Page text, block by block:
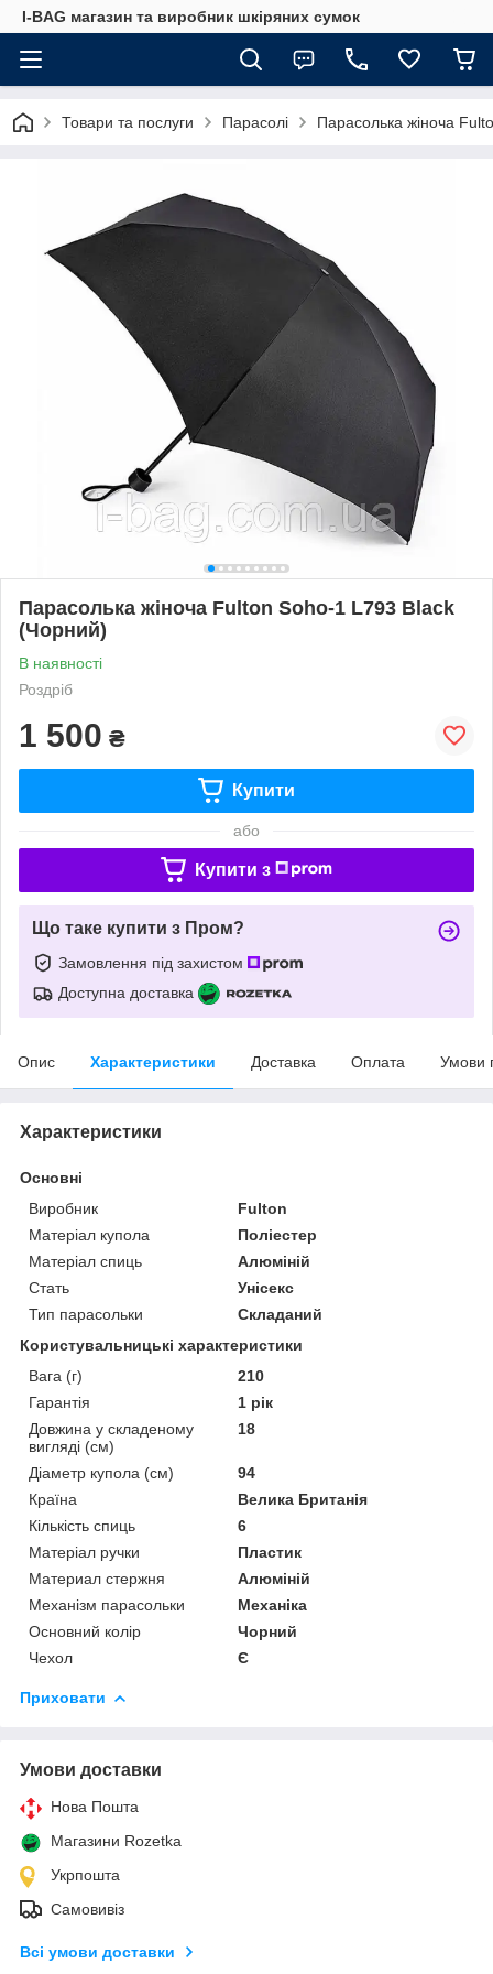
I-BAG магазин та виробник шкіряних сумок
Товари та послуги Парасолі Парасолька жіноча
Парасолька жіноча Fulton Soho-1 L793 Black
(Чорний)
В наявності
Роздріб
1 500 ₴
Купити
або
Купити з
Що таке купити з Пром?
Замовлення під захистом
Доступна доставка
Опис Характеристики Доставка Оплата Умови
Характеристики
Основні
Виробник
Fulton
Матеріал купола
Поліестер
Матеріал спиць
Алюміній
Стать
Унісекс
Тип парасольки
Складаний
Користувальницькі характеристики
Вага (г)
210
Гарантія
1 рік
Довжина у складеному
вигляді (см)
18
Діаметр купола (см)
94
Країна
Велика Британія
Кількість спиць
6
Матеріал ручки
Пластик
Материал стержня
Алюміній
Механізм парасольки
Механіка
Основний колір
Чорний
Чехол
Є
Приховати
Умови доставки
Нова Пошта
Магазини Rozetka
Укрпошта
Самовивіз
Всі умови доставки